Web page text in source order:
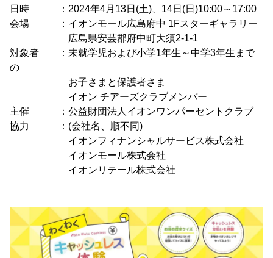
日時 ：2024年4月13日(土)、14日(日)10:00～17:00
会場 ：イオンモール広島府中 1Fスターギャラリー
広島県安芸郡府中町大須2-1-1
対象者 ：未就学児および小学1年生～中学3年生まで
の
お子さまと保護者さま
イオン チアーズクラブメンバー
主催 ：公益財団法人イオンワンパーセントクラブ
協力 ：(会社名、順不同)
イオンフィナンシャルサービス株式会社
イオンモール株式会社
イオンリテール株式会社